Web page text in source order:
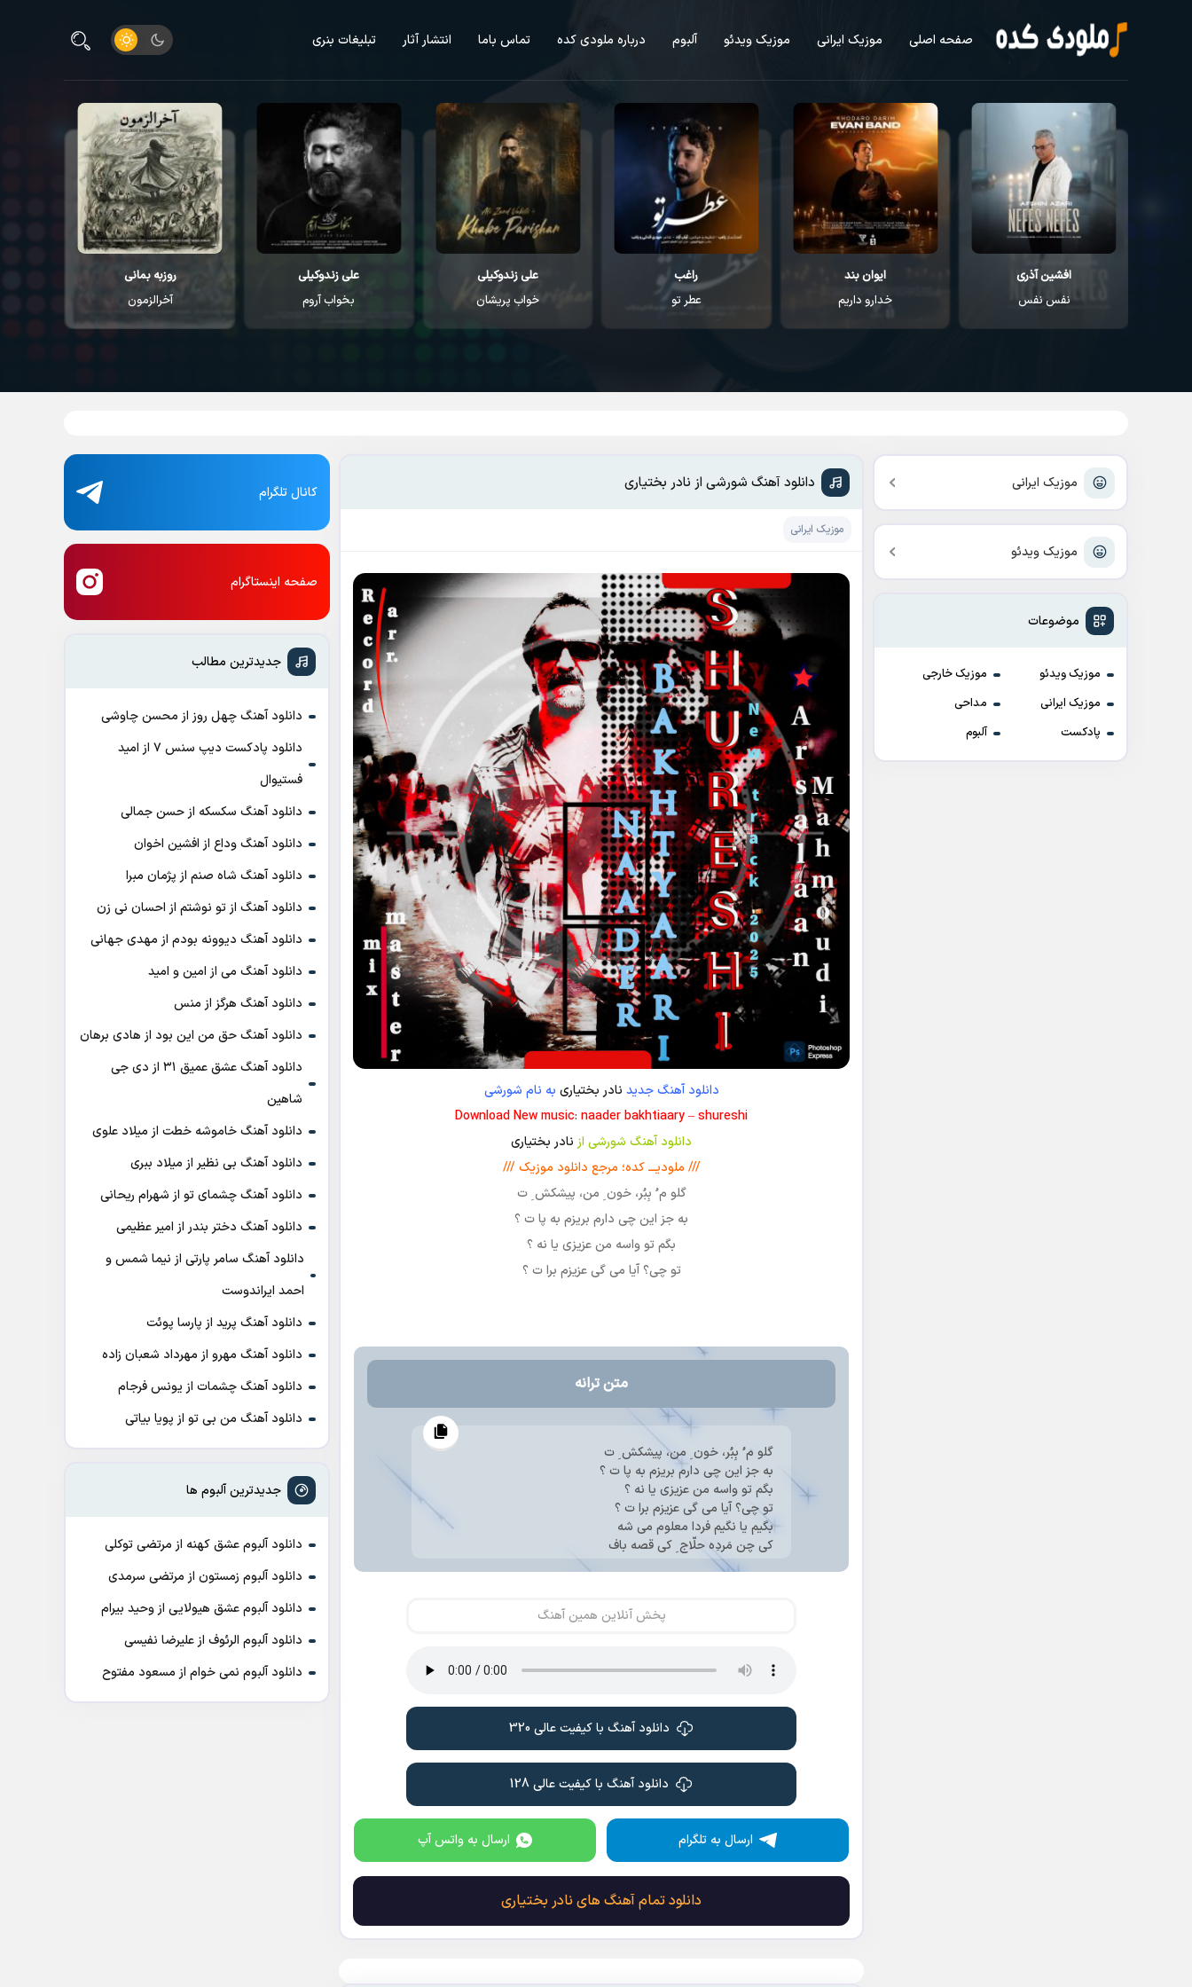
صفحه اصلی موزیک ایرانی موزیک ویدئو آلبوم درباره ملودی کده تماس باما انتشار آثار تبلیغات بنری
افشین آذری
نفس نفس
ایوان بند
خدارو داریم
راغب
عطر تو
علی زندوکیلی
خواب پریشان
علی زندوکیلی
بخواب آروم
روزبه بمانی
آخرالزمون
موزیک ایرانی
موزیک ویدئو
موضوعات
موزیک ویدئو
موزیک خارجی
موزیک ایرانی
مداحی
پادکست
آلبوم
دانلود آهنگ شورشی از نادر بختیاری
موزیک ایرانی
دانلود آهنگ جدید نادر بختیاری به نام شورشی
Download New music: naader bakhtiaary – shureshi
دانلود آهنگ شورشی از نادر بختیاری
/// ملودیـــ کده؛ مرجع دانلود موزیک ///
گلو م ُ بِبُر، خون ِ من، پیشکش ِ ت
به جز این چی دارم بریزم به پا ت ؟
بگم تو واسه من عزیزی یا نه ؟
تو چی؟ آیا می گی عزیزم برا ت ؟
متن ترانه
گلو م ُ بِبُر، خون ِ من، پیشکش ِ ت
به جز این چی دارم بریزم به پا ت ؟
بگم تو واسه من عزیزی یا نه ؟
تو چی؟ آیا می گی عزیزم برا ت ؟
بگیم یا نگیم فردا معلوم می شه
کی چن مَردِه حلّاج ِ کی قصه باف
تو ر ُ می شناسم دار روی دوش ِ ت ِ
همون هر دو تا که دو تایی تک َ ن /
تو ر ُ هیشوخ این جور ندیده بودم
تو شیراز، تو غارت ِ پائیزا
تو وا کردی بال ُ پر ِ زخمی ت ُ
شنیدم صدا ی پا ی قیصر ُ
روی دنیا موند جا ی سُم های رخش
قبیله َ ت کجا س ؟ عاشق ِ شورشی !
کدوم ور می خوونی نماز ِ عشا ؟
دلیجان ِ عشق ِ ت ُ کی می رونه ؟
که‌ موندن تو کار ِ تو شیشلول کِشا
*کلام برای موسیقی نوشته شده، بعضی جاها
پخش آنلاین همین آهنگ
دانلود آهنگ با کیفیت عالی 320
دانلود آهنگ با کیفیت عالی 128
ارسال به تلگرام ارسال به واتس آپ
دانلود تمام آهنگ های نادر بختیاری
کانال تلگرام
صفحه اینستاگرام
جدیدترین مطالب
دانلود آهنگ چهل روز از محسن چاوشی
دانلود پادکست ديپ سنس ۷ از اميد
فستيوال
دانلود آهنگ سکسکه از حسن جمالی
دانلود آهنگ وداع از افشين اخوان
دانلود آهنگ شاه صنم از پژمان مبرا
دانلود آهنگ از تو نوشتم از احسان نی زن
دانلود آهنگ دیوونه بودم از مهدی جهانی
دانلود آهنگ می از امین و امید
دانلود آهنگ هرگز از منس
دانلود آهنگ حق من این بود از هادی برهان
دانلود آهنگ عشق عمیق ۳۱ از دی جی
شاهین
دانلود آهنگ خاموشه خطت از میلاد علوی
دانلود آهنگ بی نظیر از میلاد ببری
دانلود آهنگ چشمای تو از شهرام ریحانی
دانلود آهنگ دختر بندر از امیر عظیمی
دانلود آهنگ سامر پارتی از نیما شمس و
احمد ایراندوست
دانلود آهنگ پرید از پارسا پوئت
دانلود آهنگ مهرو از مهرداد شعبان زاده
دانلود آهنگ چشمات از یونس فرجام
دانلود آهنگ من بی تو از پویا بیاتی
جدیدترین آلبوم ها
دانلود آلبوم عشق کهنه از مرتضی توکلی
دانلود آلبوم زمستون از مرتضی سرمدی
دانلود آلبوم عشق هیولایی از وحید بیرام
دانلود آلبوم الرئوف از علیرضا نفیسی
دانلود آلبوم نمی خوام از مسعود مفتوح